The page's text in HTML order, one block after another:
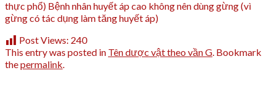
thực phổ) Bệnh nhân huyết áp cao không nên dùng gừng (vì
gừng có tác dụng làm tăng huyết áp)
Post Views: 240
This entry was posted in Tên dược vật theo vần G. Bookmark
thepermalink.